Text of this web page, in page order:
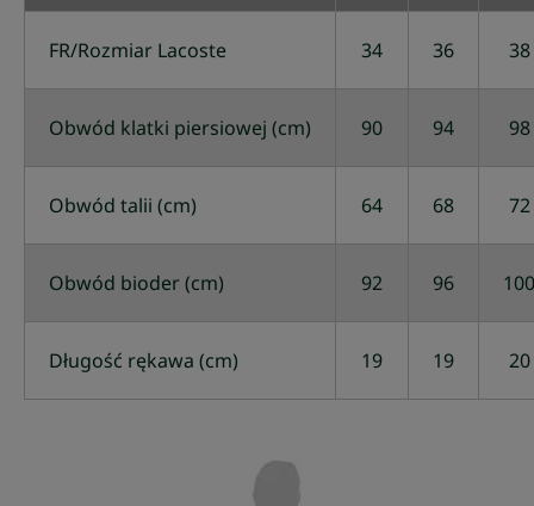
FR/Rozmiar Lacoste 34 36 38
Obwód klatki piersiowej (cm) 90 94 98
Obwód talii (cm) 64 68 72
Obwód bioder (cm) 92 96 100
Długość rękawa (cm) 19 19 20